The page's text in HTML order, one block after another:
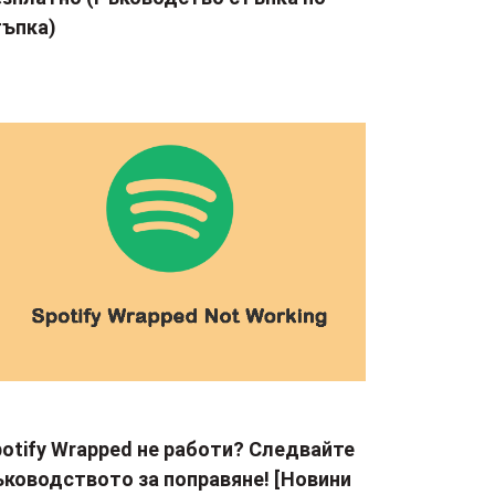
Wrapped не работи? Следвайте
за поправяне! [Новини